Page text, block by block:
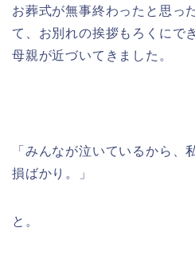
お葬式が無事終わったと思っ
て、お別れの挨拶もろくにで
母親が近づいてきました。
「みんなが泣いているから、
損ばかり。」
と。